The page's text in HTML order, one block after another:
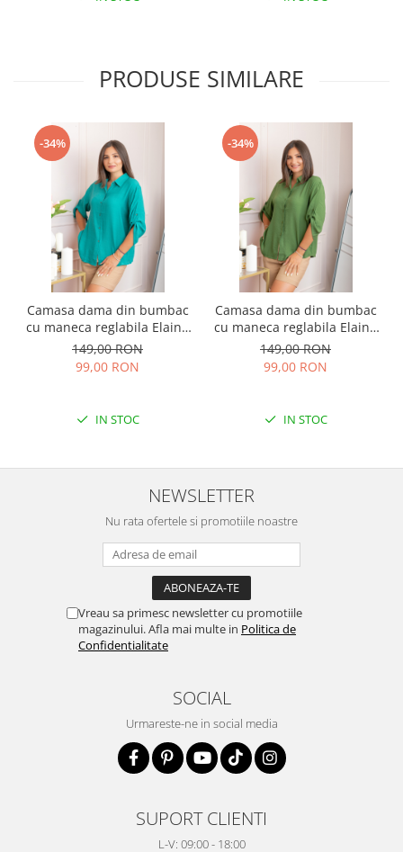
PRODUSE SIMILARE
-34%
Camasa dama din bumbac
cu maneca reglabila Elaine
- Turcoaz
149,00 RON
99,00 RON
IN STOC
-34%
Camasa dama din bumbac
cu maneca reglabila Elaine
- Verde
149,00 RON
99,00 RON
IN STOC
NEWSLETTER
Nu rata ofertele si promotiile noastre
Vreau sa primesc newsletter cu promotiile
magazinului. Afla mai multe in Politica de
Confidentialitate
SOCIAL
Urmareste-ne in social media
SUPORT CLIENTI
L-V: 09:00 - 18:00